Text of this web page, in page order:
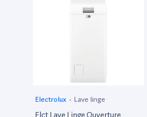
Electrolux - Lave linge
Elct Lave Linge Ouverture